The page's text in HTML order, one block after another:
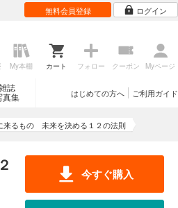
無料会員登録 ログイン
My本棚 カート フォロー クーポン Myページ
誌
真集
ご利用ガイド
はじめての方へ
来るもの 未来を決める１２の法則
今すぐ購入